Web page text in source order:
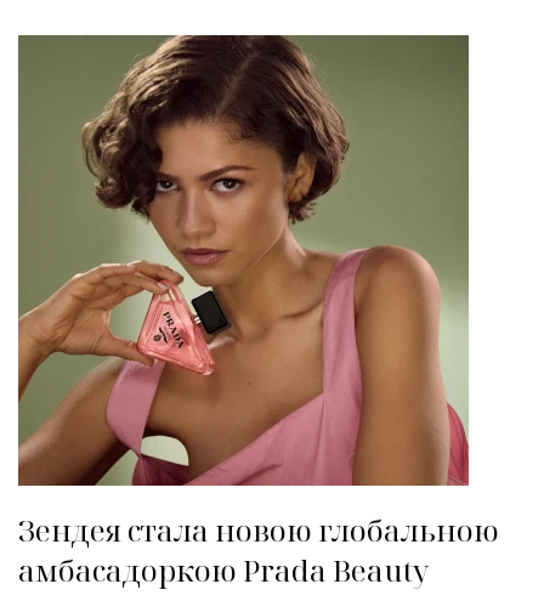
Зендея стала новою глобальною
амбасадоркою Prada Beauty